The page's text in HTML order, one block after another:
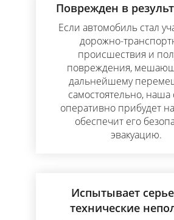
Поврежден в
Если автомобиль стал
дорожно-
происшествия и
повреждения,
дальнейшему
самостоятельно, наша
оперативно прибудет
обеспечит его
эвакуацию.
Испытывает
технические